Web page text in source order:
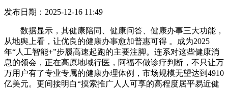
发布日期：2025-12-16 11:49
数据显示，其健康陪同、健康问答、健康办事三大功能，
从地舆上看，让优良的健康办事愈加普惠可得 。成为2025
年“人工智能+”步履高速起跑的主要注脚。连系对这些健康消
息的领会，正在高原地域行医，阿福不做诊疗判断，不只让万
万用户有了专业专属的健康办理体例，市场规模无望达到4910
亿美元。更间接明白“摸索推广人人可享的高程度居平易近健